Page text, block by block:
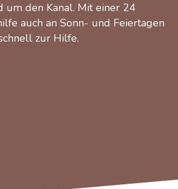
um den Kanal. Mit einer 24
auch an Sonn- und Feiertagen
zur Hilfe.